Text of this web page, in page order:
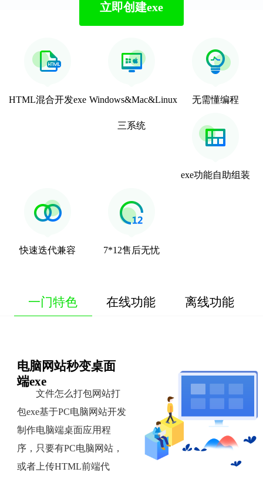
立即创建exe
HTML混合开发exe Windows&Mac&Linux
三系统
无需懂编程
exe功能自助组装
快速迭代兼容 7*12售后无忧
一门特色 在线功能 离线功能
电脑网站秒变桌面
端exe
文件怎么打包网站打
包exe基于PC电脑网站开发
制作电脑端桌面应用程
序，只要有PC电脑网站，
或者上传HTML前端代